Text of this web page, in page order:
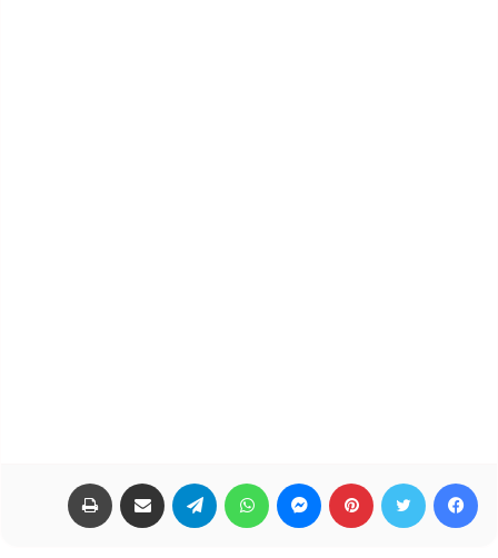
فيسبوك تويتر بينتيريست ماسنجر واتساب تيلقرام مشاركة عبر البريد